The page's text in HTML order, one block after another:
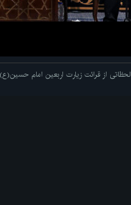
لحظاتی از قرائت زیارت اربعین امام